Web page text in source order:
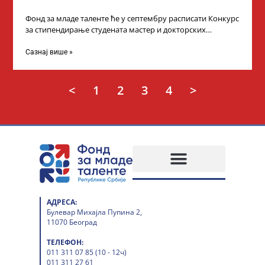
Фонд за младе таленте ће у септембру расписати Конкурс
за стипендирање студената мастер и докторских
Сазнај више »
< 1 2 3 4 >
АДРЕСА:
Булевар Михајла Пупина 2,
11070 Београд
ТЕЛЕФОН:
011 311 07 85 (10 - 12ч)
011 311 27 61